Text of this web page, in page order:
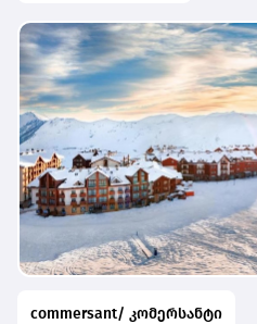
commersant/ კომერსანტი